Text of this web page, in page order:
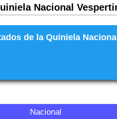
Nacional
de la Quiniela
Nacional